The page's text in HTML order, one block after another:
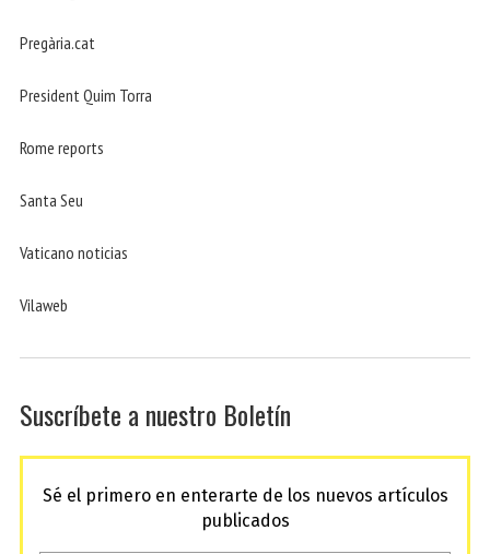
Pregària.cat
President Quim Torra
Rome reports
Santa Seu
Vaticano noticias
Vilaweb
Suscríbete a nuestro Boletín
Sé el primero en enterarte de los nuevos artículos
publicados